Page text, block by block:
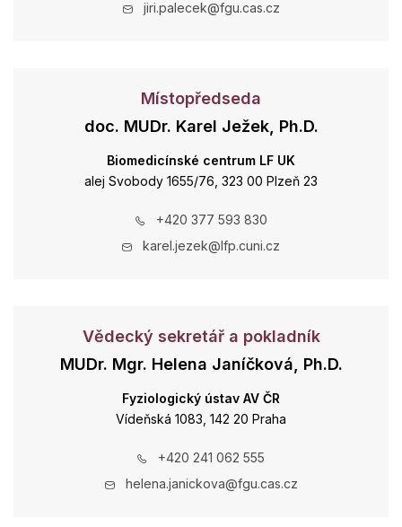
jiri.palecek@fgu.cas.cz
Místopředseda
doc. MUDr. Karel Ježek, Ph.D.
Biomedicínské centrum LF UK
alej Svobody 1655/76, 323 00 Plzeň 23
+420 377 593 830
karel.jezek@lfp.cuni.cz
Vědecký sekretář a pokladník
MUDr. Mgr. Helena Janíčková, Ph.D.
Fyziologický ústav AV ČR
Vídeňská 1083, 142 20 Praha
+420 241 062 555
helena.janickova@fgu.cas.cz